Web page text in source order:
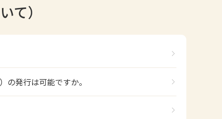
て）
発行は可能ですか。